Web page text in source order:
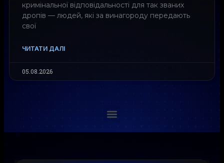
кримінальної відповідальності для так званих
дропів — людей, які за винагороду передають
свої
ЧИТАТИ ДАЛІ
05.08.2026